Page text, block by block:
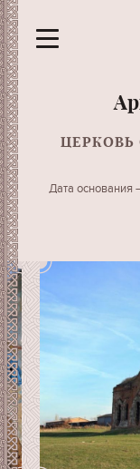
ЦЕРКОВЬ
Дата основания